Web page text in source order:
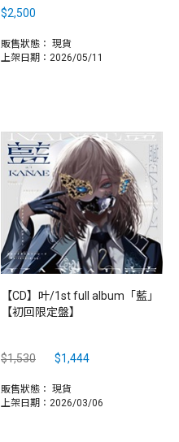
$2,500
販售狀態： 現貨
上架日期：2026/05/11
【CD】叶/1st full album「藍」
【初回限定盤】
$1,530 $1,444
販售狀態： 現貨
上架日期：2026/03/06